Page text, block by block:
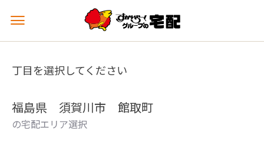
メ
ュ
を
丁目を選択してください
福島県 須賀川市 館取町
の宅配エリア選択